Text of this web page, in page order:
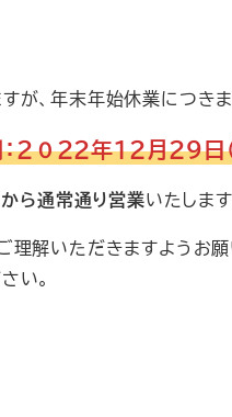
が、年末年始休業につき
０２２年１２月２９日
から通常通り営業いたします
理解いただきますようお願
い。